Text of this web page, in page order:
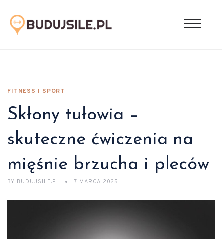
FITNESS I SPORT
Skłony tułowia –
skuteczne ćwiczenia na
mięśnie brzucha i pleców
BY BUDUJSILE.PL 7 MARCA 2025